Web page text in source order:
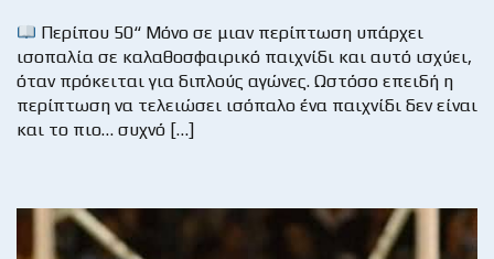
Περίπου 50“ Μόνο σε μιαν περίπτωση υπάρχει
ισοπαλία σε καλαθοσφαιρικό παιχνίδι και αυτό ισχύει,
όταν πρόκειται για διπλούς αγώνες. Ωστόσο επειδή η
περίπτωση να τελειώσει ισόπαλο ένα παιχνίδι δεν είναι
και το πιο… συχνό […]